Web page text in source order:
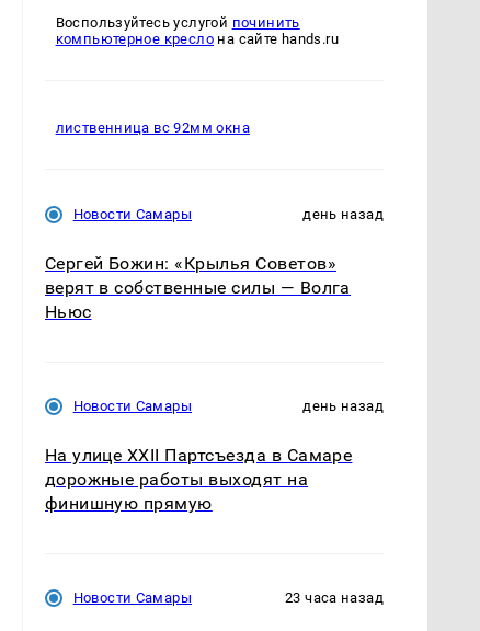
Воспользуйтесь услугой починить
компьютерное кресло на сайте hands.ru
лиственница вс 92мм окна
Новости Самары день назад
Сергей Божин: «Крылья Советов»
верят в собственные силы — Волга
Ньюс
Новости Самары день назад
На улице XXII Партсъезда в Самаре
дорожные работы выходят на
финишную прямую
Новости Самары 23 часа назад